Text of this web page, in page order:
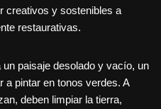
creativos y sostenibles a
restaurativas.
paisaje desolado y vacío, un
a pintar en tonos verdes. A
deben limpiar la tierra,